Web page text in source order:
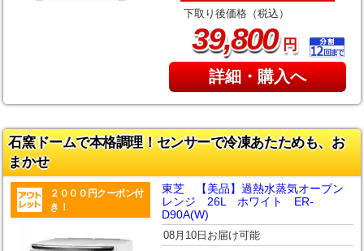
下取り後価格（税込）
39,800円
詳細・購入へ
石窯ドームで本格調理！センサーで冷凍あたためも、お
まかせ
２０００円クーポン付
き！
東芝 【美品】過熱水蒸気オーブン
レンジ 26L ホワイト ER-
D90A(W)
08月10日お届け可能